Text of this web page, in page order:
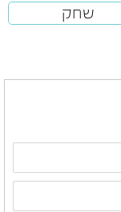
שחק